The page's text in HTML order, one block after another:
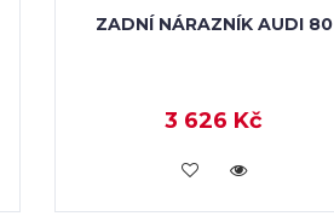
ZADNÍ NÁRAZNÍK AUDI 80
3 626 Kč
KOUPIT